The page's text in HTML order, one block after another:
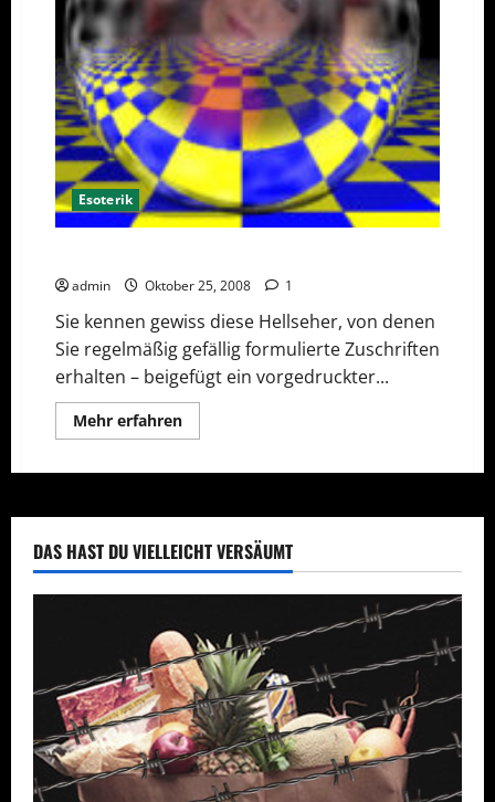
Esoterik
admin Oktober 25, 2008 1
Sie kennen gewiss diese Hellseher, von denen
Sie regelmäßig gefällig formulierte Zuschriften
erhalten – beigefügt ein vorgedruckter...
Mehr erfahrenMehr
Informationen
Fähigkeit
prophetischen
Blick
DAS HAST DU VIELLEICHT VERSÄUMT